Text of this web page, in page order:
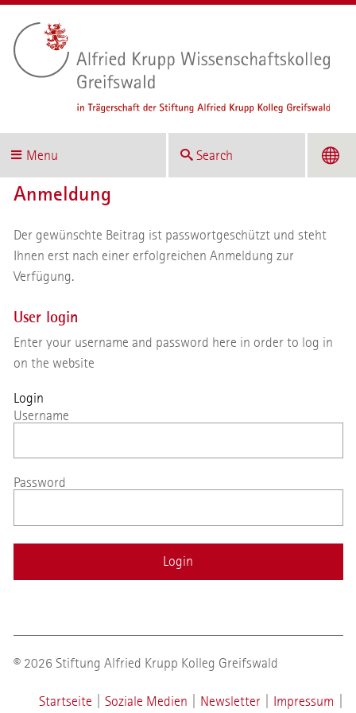
Menu Search
Anmeldung
Der gewünschte Beitrag ist passwortgeschützt und steht
Ihnen erst nach einer erfolgreichen Anmeldung zur
Verfügung.
User login
Enter your username and password here in order to log in
on the website
Login
Username
Password
© 2026 Stiftung Alfried Krupp Kolleg Greifswald
Startseite Soziale Medien Newsletter Impressum